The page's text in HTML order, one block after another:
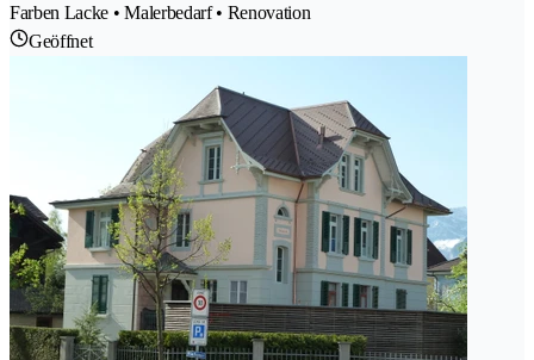
Farben Lacke • Malerbedarf • Renovation
Geöffnet